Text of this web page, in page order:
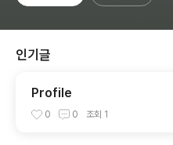
인기글
Profile
0 0 조회 1